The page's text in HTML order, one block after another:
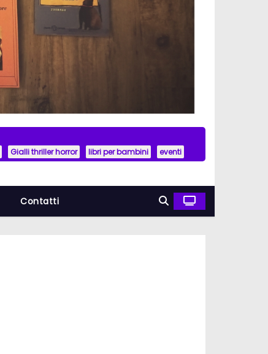
Gialli thriller horror libri per bambini eventi
Contatti